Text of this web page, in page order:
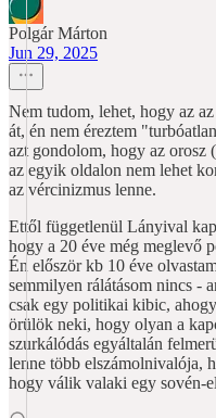
Polgár Márton
Jun 29, 2025
Nem tudom, lehet, hogy az
át, én nem éreztem
azt gondolom, hogy az orosz
az egyik oldalon nem lehet
az vércinizmus lenne.
Ettől függetlenül Lányival
hogy a 20 éve még meglevő
Én először kb 10 éve
semmilyen rálátásom nincs -
csak egy politikai kibic,
örülök neki, hogy olyan a
szurkálódás egyáltalán
lenne több elszámolnivalója,
hogy válik valaki egy sovén-